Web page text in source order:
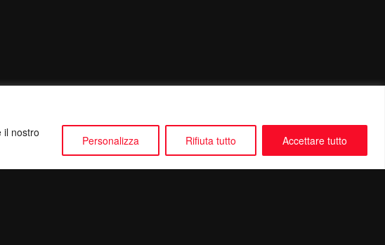
il nostro
Personalizza Rifiuta tutto Accettare tutto